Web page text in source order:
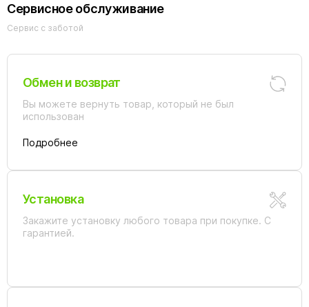
Сервисное обслуживание
Сервис с заботой
Обмен и возврат
Вы можете вернуть товар, который не был
использован
Подробнее
Установка
Закажите установку любого товара при покупке. С
гарантией.